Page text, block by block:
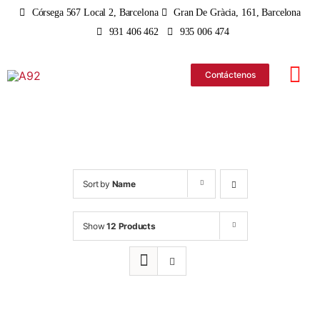
Skip
Córsega 567 Local 2, Barcelona
Gran De Gràcia, 161, Barcelona
931 406 462
935 006 474
Contáctenos
Sort by Name
Show12 Products